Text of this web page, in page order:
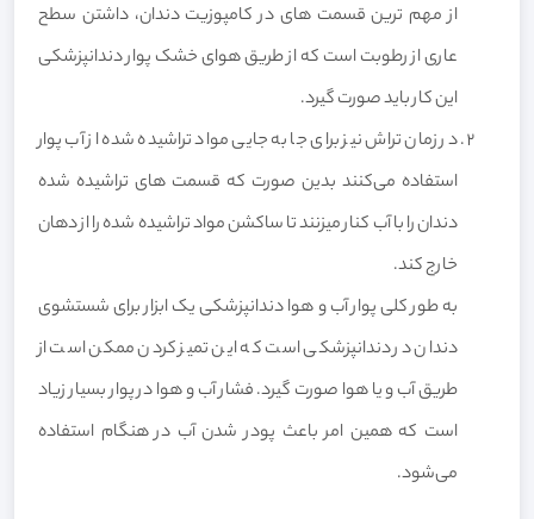
از مهم ترین قسمت های در کامپوزیت دندان، داشتن سطح
عاری از رطوبت است که از طریق هوای خشک پوار دندانپزشکی
این کار باید صورت گیرد.
در زمان تراش نیز برای جا به جایی مواد تراشیده شده از آب پوار
استفاده می‌کنند بدین صورت که قسمت های تراشیده شده
دندان را با آب کنار میزنند تا ساکشن مواد تراشیده شده را از دهان
خارج کند.
به طور کلی پوار آب و هوا دندانپزشکی یک ابزار برای شستشوی
دندان در دندانپزشکی است که این تمیز کردن ممکن است از
طریق آب و یا هوا صورت گیرد. فشار آب و هوا در پوار بسیار زیاد
است که همین امر باعث پودر شدن آب در هنگام استفاده
می‌شود.